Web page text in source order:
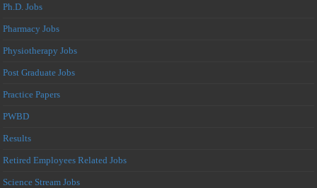
Ph.D. Jobs
Pharmacy Jobs
Physiotherapy Jobs
Post Graduate Jobs
Practice Papers
PWBD
Results
Retired Employees Related Jobs
Science Stream Jobs